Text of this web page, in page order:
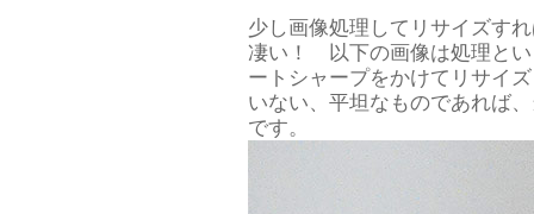
少し画像処理してリサイズす
凄い！ 以下の画像は処理とい
ートシャープをかけてリサイ
いない、平坦なものであれば
です。